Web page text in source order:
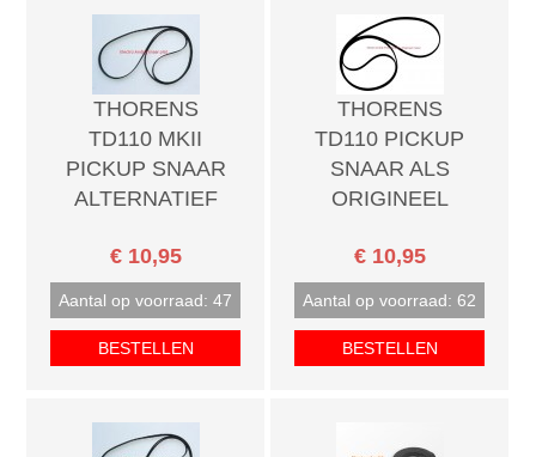
THORENS
TD110 MKII
PICKUP SNAAR
ALTERNATIEF
€ 10,95
Aantal op voorraad: 47
BESTELLEN
THORENS
TD110 PICKUP
SNAAR ALS
ORIGINEEL
€ 10,95
Aantal op voorraad: 62
BESTELLEN